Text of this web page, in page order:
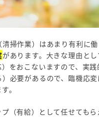
掃作業）はあまり有利に
があります。大きな理由と
をおこないますので、実
必要があるので、臨機応
。
（有給）として任せても